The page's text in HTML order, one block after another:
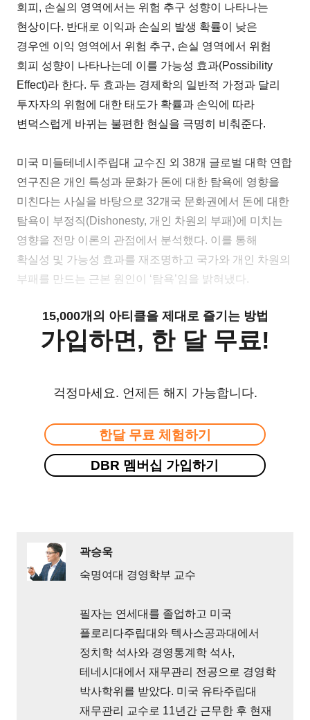
회피, 손실의 영역에서는 위험 추구 성향이 나타나는
현상이다. 반대로 이익과 손실의 발생 확률이 낮은
경우엔 이익 영역에서 위험 추구, 손실 영역에서 위험
회피 성향이 나타나는데 이를 가능성 효과(Possibility
Effect)라 한다. 두 효과는 경제학의 일반적 가정과 달리
투자자의 위험에 대한 태도가 확률과 손익에 따라
변덕스럽게 바뀌는 불편한 현실을 극명히 비춰준다.
미국 미들테네시주립대 교수진 외 38개 글로벌 대학 연합
연구진은 개인 특성과 문화가 돈에 대한 탐욕에 영향을
미친다는 사실을 바탕으로 32개국 문화권에서 돈에 대한
탐욕이 부정직(Dishonesty, 개인 차원의 부패)에 미치는
영향을 전망 이론의 관점에서 분석했다. 이를 통해
확실성 및 가능성 효과를 재조명하고 국가와 개인 차원의
부패를 만드는 근본 원인이 ‘탐욕’임을 밝혀냈다.
15,000개의 아티클을 제대로 즐기는 방법
가입하면, 한 달 무료!
걱정마세요. 언제든 해지 가능합니다.
한달 무료 체험하기
DBR 멤버십 가입하기
곽승욱
숙명여대 경영학부 교수
필자는 연세대를 졸업하고 미국
플로리다주립대와 텍사스공과대에서
정치학 석사와 경영통계학 석사,
테네시대에서 재무관리 전공으로 경영학
박사학위를 받았다. 미국 유타주립대
재무관리 교수로 11년간 근무한 후 현재